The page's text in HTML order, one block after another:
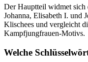
Der Hauptteil widmet sich
Johanna, Elisabeth I. und
Klischees und vergleicht
Kampfjungfrauen-Motivs.
Welche